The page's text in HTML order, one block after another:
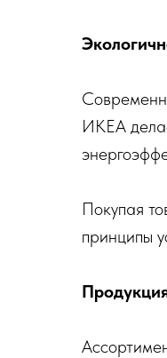
ИКЕА
Покупая
принципы